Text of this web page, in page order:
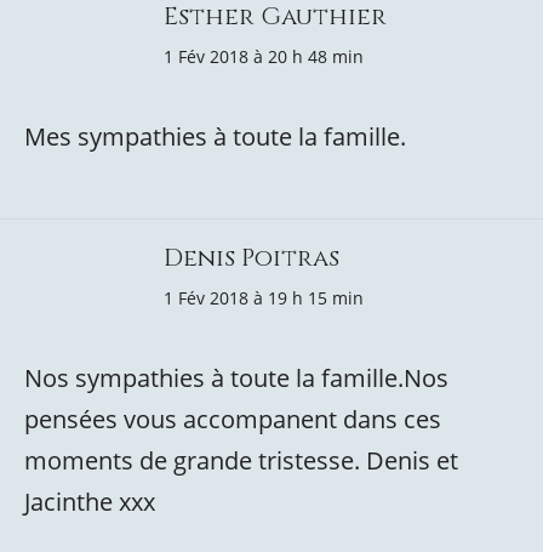
Esther Gauthier
1 Fév 2018 à 20 h 48 min
Mes sympathies à toute la famille.
Denis Poitras
1 Fév 2018 à 19 h 15 min
Nos sympathies à toute la famille.Nos
pensées vous accompanent dans ces
moments de grande tristesse. Denis et
Jacinthe xxx